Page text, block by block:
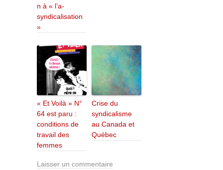
n à « l’a-
syndicalisation
»
« Et Voilà » N°
64 est paru :
conditions de
travail des
femmes
Crise du
syndicalisme
au Canada et
Québec
Laisser un commentaire